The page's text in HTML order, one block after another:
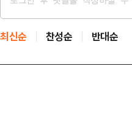
최신순 찬성순 반대순